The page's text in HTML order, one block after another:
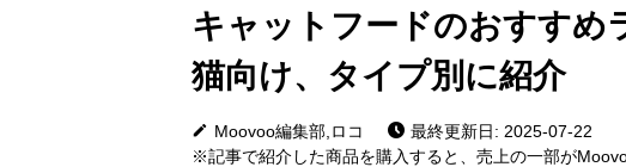
キャットフードのおすすめ
猫向け、タイプ別に紹介
Moovoo編集部,ロコ
最終更新日: 2025-07-22
※記事で紹介した商品を購入すると、売上の一部が